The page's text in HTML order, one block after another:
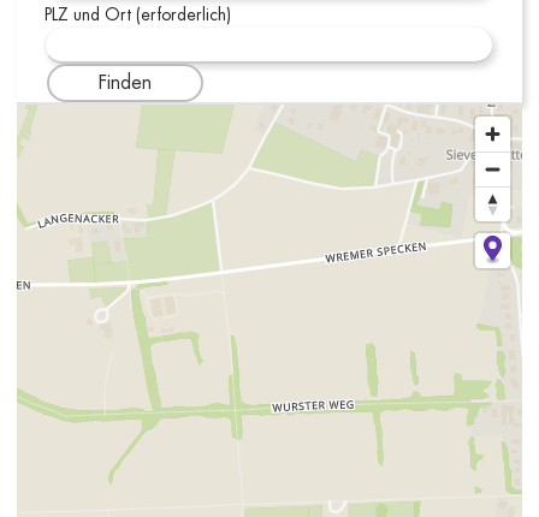
PLZ und Ort (erforderlich)
Finden